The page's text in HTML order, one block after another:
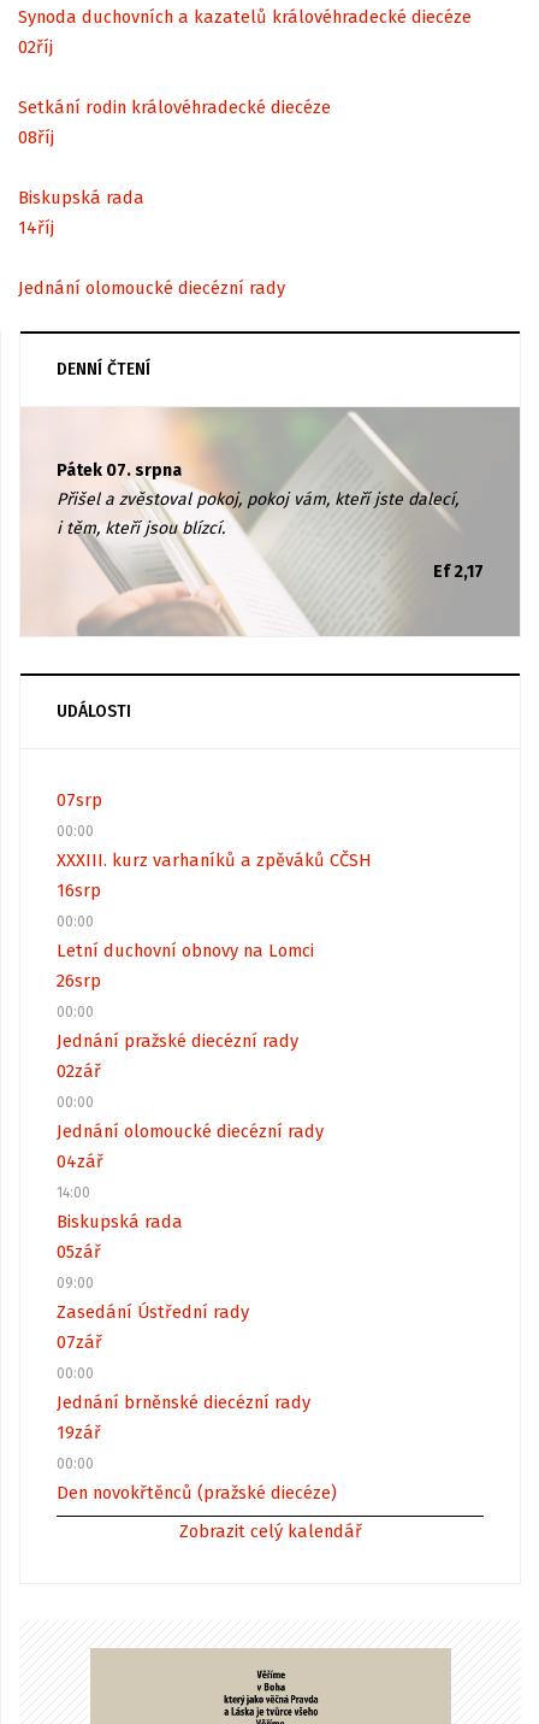
Synoda duchovních a kazatelů královéhradecké diecéze
02říj
Setkání rodin královéhradecké diecéze
08říj
Biskupská rada
14říj
Jednání olomoucké diecézní rady
DENNÍ ČTENÍ
Pátek 07. srpna
Přišel a zvěstoval pokoj, pokoj vám, kteří jste dalecí,
i těm, kteří jsou blízcí.
Ef 2,17
UDÁLOSTI
07srp
00:00
XXXIII. kurz varhaníků a zpěváků CČSH
16srp
00:00
Letní duchovní obnovy na Lomci
26srp
00:00
Jednání pražské diecézní rady
02zář
00:00
Jednání olomoucké diecézní rady
04zář
14:00
Biskupská rada
05zář
09:00
Zasedání Ústřední rady
07zář
00:00
Jednání brněnské diecézní rady
19zář
00:00
Den novokřtěnců (pražské diecéze)
Zobrazit celý kalendář